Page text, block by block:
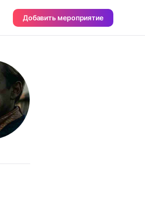
Добавить мероприятие